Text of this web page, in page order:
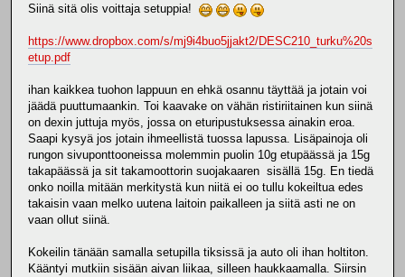
Siinä sitä olis voittaja setuppia!
https://www.dropbox.com/s/mj9i4buo5jjakt2/DESC210_turku%20s
etup.pdf
ihan kaikkea tuohon lappuun en ehkä osannu täyttää ja jotain voi
jäädä puuttumaankin. Toi kaavake on vähän ristiriitainen kun siinä
on dexin juttuja myös, jossa on eturipustuksessa ainakin eroa.
Saapi kysyä jos jotain ihmeellistä tuossa lapussa. Lisäpainoja oli
rungon sivuponttooneissa molemmin puolin 10g etupäässä ja 15g
takapäässä ja sit takamoottorin suojakaaren sisällä 15g. En tiedä
onko noilla mitään merkitystä kun niitä ei oo tullu kokeiltua edes
takaisin vaan melko uutena laitoin paikalleen ja siitä asti ne on
vaan ollut siinä.
Kokeilin tänään samalla setupilla tiksissä ja auto oli ihan holtiton.
Kääntyi mutkiin sisään aivan liikaa, silleen haukkaamalla. Siirsin